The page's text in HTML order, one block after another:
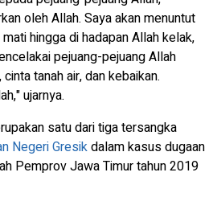
oleh Allah. Saya akan menuntut
hingga di hadapan Allah kelak,
pejuang-pejuang Allah
tanah air, dan kebaikan.
ujarnya.
satu dari tiga tersangka
Negeri Gresikdalam kasus dugaan
Pemprov Jawa Timur tahun 2019